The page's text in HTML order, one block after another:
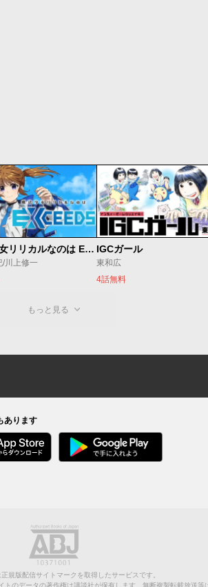
魔法少女リリカルなのは EXCEEDS
/川上修一
IGCガール
東和広
4話無料
もっと見る
あります
規版配信サイトマークを取得したサービスです。
トのデータの著作権は講談社が保有します。無断複製転載放送等